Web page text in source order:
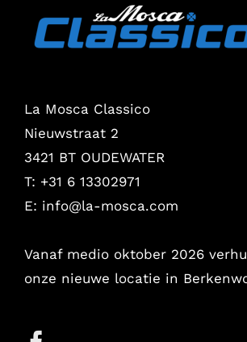
La Mosca Classico
Nieuwstraat 2
3421 BT OUDEWATER
T: +31 6 13302971
E: info@la-mosca.com
Vanaf medio oktober 2026
onze nieuwe locatie in